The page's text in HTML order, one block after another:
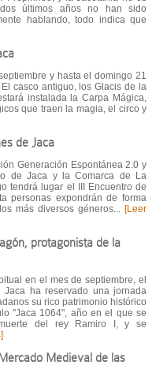
últimos años no han sido
hablando, todo indica que
y hasta el domingo 21
casco antiguo, los Glacis de la
instalada la Carpa Mágica,
que traen la magia, el circo y
de Jaca
Generación Espontánea 2.0 y
de Jaca y la Comarca de La
tendrá lugar el III Encuentro de
personas expondrán de forma
más diversos géneros... [Leer
protagonista de la
en el mes de septiembre, el
ha reservado una jornada
su rico patrimonio histórico
"Jaca 1064", año en el que se
del rey Ramiro I, y se
Medieval de las